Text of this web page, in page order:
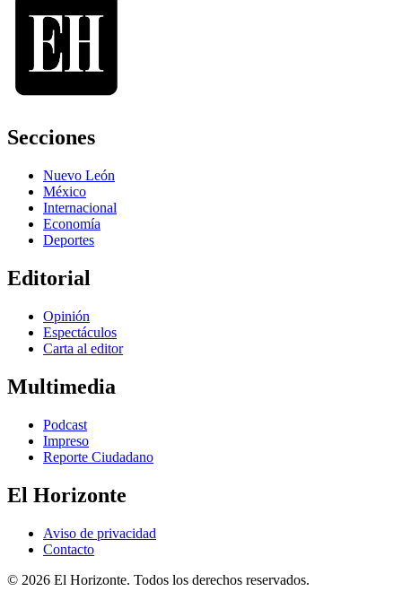
Secciones
Nuevo León
México
Internacional
Economía
Deportes
Editorial
Opinión
Espectáculos
Carta al editor
Multimedia
Podcast
Impreso
Reporte Ciudadano
El Horizonte
Aviso de privacidad
Contacto
© 2026 El Horizonte. Todos los derechos reservados.